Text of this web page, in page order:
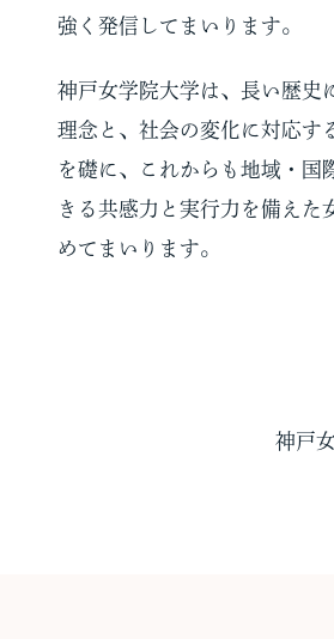
強く発信してまいります。
神戸女学院大学は、長い歴史
理念と、社会の変化に対応す
を礎に、これからも地域・国
きる共感力と実行力を備えた
めてまいります。
神戸